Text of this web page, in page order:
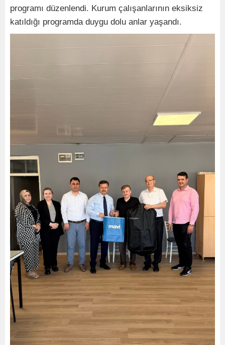
programı düzenlendi. Kurum çalışanlarının eksiksiz
katıldığı programda duygu dolu anlar yaşandı.